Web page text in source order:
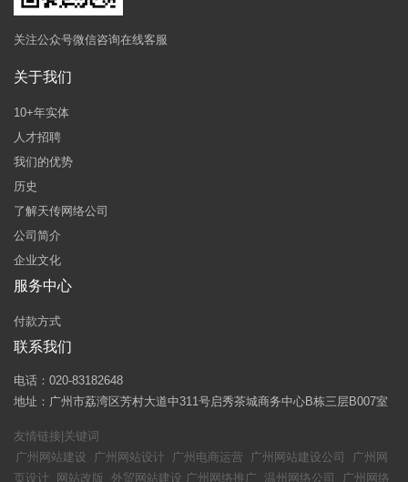
关注公众号微信咨询在线客服
关于我们
10+年实体
人才招聘
我们的优势
历史
了解天传网络公司
公司简介
企业文化
服务中心
付款方式
联系我们
电话：020-83182648
地址：广州市荔湾区芳村大道中311号启秀茶城商务中心B栋三层B007室
友情链接|关键词
广州网站建设
广州网站设计 广州电商运营 广州网站建设公司
广州网
页设计
网站改版 外贸网站建设 广州网络推广 温州网络公司 广州网络